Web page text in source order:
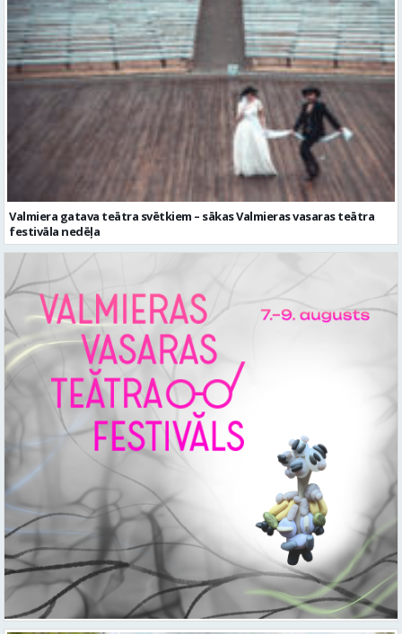
Valmiera gatava teātra svētkiem – sākas Valmieras vasaras teātra
festivāla nedēļa